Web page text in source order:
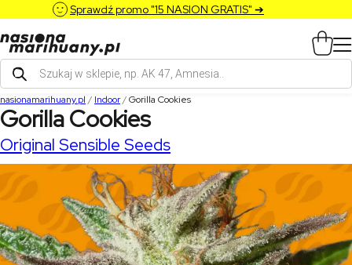
Sprawdź promo "15 NASION GRATIS" ➔
Wyszukiwarka
produktów
nasionamarihuany.pl / Indoor/Gorilla Cookies
Gorilla Cookies
Original Sensible Seeds